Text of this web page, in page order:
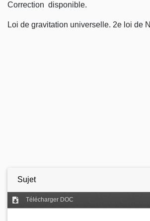
Correction disponible.
Loi de gravitation universelle. 2e loi de
Sujet